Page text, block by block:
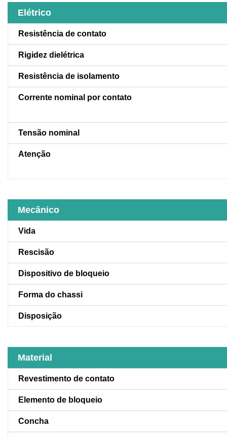
Elétrico
Resistência de contato
Rigidez dielétrica
Resistência de isolamento
Corrente nominal por contato
Tensão nominal
Atenção
Mecânico
Vida
Rescisão
Dispositivo de bloqueio
Forma do chassi
Disposição
Material
Revestimento de contato
Elemento de bloqueio
Concha